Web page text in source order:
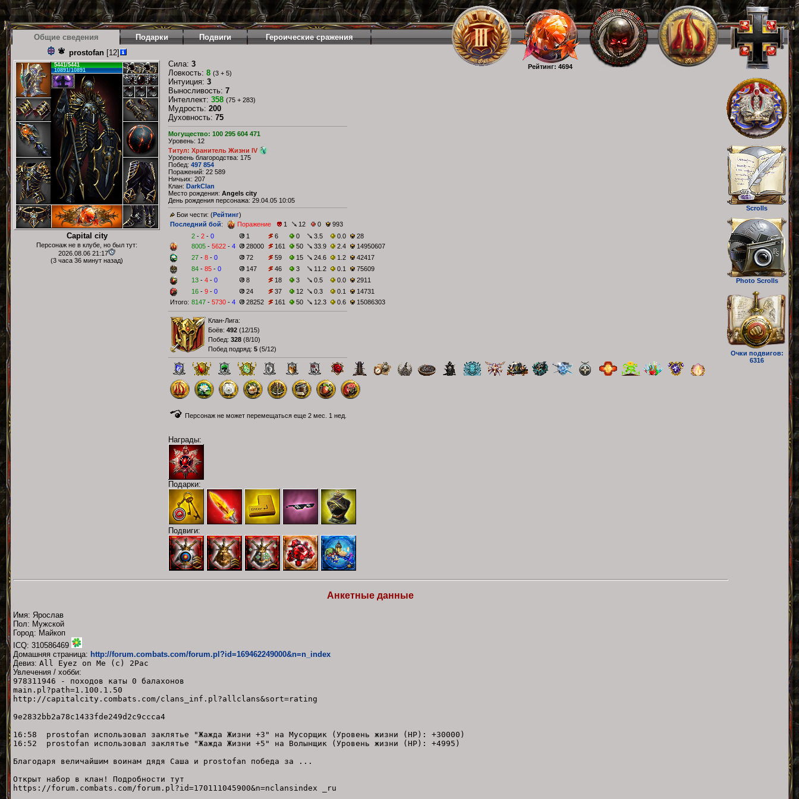
Рейтинг: 4694
Scrolls
Photo Scrolls
Очки подвигов:
6316
Общие сведения Подарки Подвиги
Героические сражения
prostofan[12]
5441/5441
10891/10891
Capital city
Персонаж не в клубе, но был тут:
2026.08.06 21:17
(3 часа 36 минут назад)
Сила: 3
Ловкость: 8 (3 + 5)
Интуиция: 3
Выносливость: 7
Интеллект: 358 (75 + 283)
Мудрость: 200
Духовность: 75
Могущество: 100 295 604 471
Уровень: 12
Титул: Хранитель Жизни IV
Уровень благородства: 175
Побед: 497 854
Поражений: 22 589
Ничьих: 207
Клан: DarkClan
Место рождения: Angels city
День рождения персонажа: 29.04.05 10:05
Бои чести: (Рейтинг)
Последний бой: Поражение 1 12 0
993
2 - 2 - 0 1 6 0 3.5 0.0
28
8005 - 5622 - 4 28000 161 50 33.9 2.4
14950607
27 - 8 - 0 72 59 15 24.6 1.2
42417
84 - 85 - 0 147 46 3 11.2 0.1
75609
13 - 4 - 0 8 18 3 0.5 0.0
2911
16 - 9 - 0 24 37 12 0.3 0.1
14731
Итого: 8147 - 5730 - 4 28252 161 50 12.3 0.6 15086303
Клан-Лига:
Боёв: 492 (12/15)
Побед: 328 (8/10)
Побед подряд: 5 (5/12)
Персонаж не может перемещаться еще 2 мес. 1 нед.
Награды:
Подарки:
Подвиги:
Анкетные данные
Имя: Ярослав
Пол: Мужской
Город: Майкоп
ICQ: 310586469
Домашняя страница: http://forum.combats.com/forum.pl?id=169462249000&n=n_index
Девиз: All Eyez on Me (c) 2Pac
Увлечения / хобби:
978311946 - походов каты 0 балахонов
main.pl?path=1.100.1.50
http://capitalcity.combats.com/clans_inf.pl?allclans&sort=rating
9e2832bb2a78c1433fde249d2c9ccca4
16:58 prostofan использовал заклятье "Жажда Жизни +3" на Мусорщик (Уровень жизни (HP): +30000)
16:52 prostofan использовал заклятье "Жажда Жизни +5" на Волынщик (Уровень жизни (HP): +4995)
Благодаря величайшим воинам дядя Саша и prostofan победа за ...
Открыт набор в клан! Подробности тут
https://forum.combats.com/forum.pl?id=170111045900&n=nclansindex _ru